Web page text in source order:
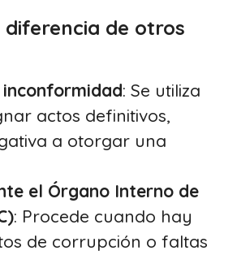
diferencia de otros
inconformidad: Se utiliza
actos definitivos,
a otorgar una
el Órgano Interno de
: Procede cuando hay
de corrupción o faltas